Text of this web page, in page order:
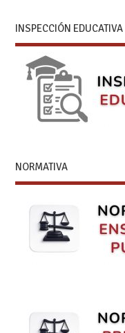
INSPECCIÓN EDUCATIVA
NORMATIVA